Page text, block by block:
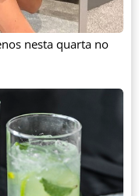
nesta quarta no